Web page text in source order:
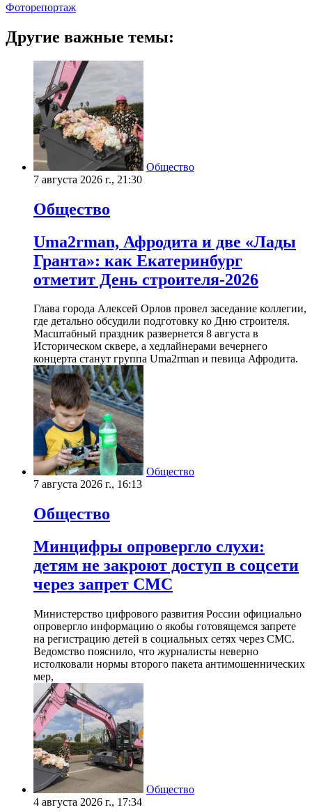
Фоторепортаж
Другие важные темы:
Общество
7 августа 2026 г., 21:30
Общество
Uma2rman, Афродита и две «Лады
Гранта»: как Екатеринбург
отметит День строителя-2026
Глава города Алексей Орлов провел заседание коллегии,
где детально обсудили подготовку ко Дню строителя.
Масштабный праздник развернется 8 августа в
Историческом сквере, а хедлайнерами вечернего
концерта станут группа Uma2rman и певица Афродита.
Общество
7 августа 2026 г., 16:13
Общество
Минцифры опровергло слухи:
детям не закроют доступ в соцсети
через запрет СМС
Министерство цифрового развития России официально
опровергло информацию о якобы готовящемся запрете
на регистрацию детей в социальных сетях через СМС.
Ведомство пояснило, что журналисты неверно
истолковали нормы второго пакета антимошеннических
мер,
Общество
4 августа 2026 г., 17:34